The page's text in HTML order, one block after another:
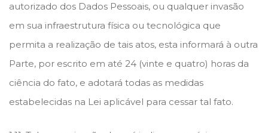
autorizado dos Dados Pessoais, ou qualquer invasão
em sua infraestrutura física ou tecnológica que
permita a realização de tais atos, esta informará à outra
Parte, por escrito em até 24 (vinte e quatro) horas da
ciência do fato, e adotará todas as medidas
estabelecidas na Lei aplicável para cessar tal fato.